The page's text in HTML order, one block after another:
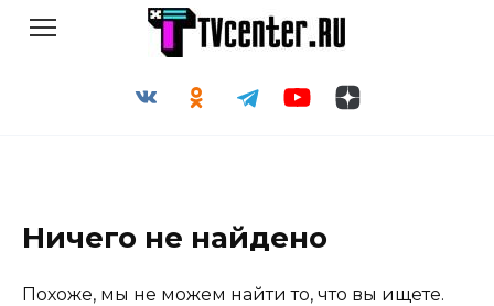
Ничего не найдено
Похоже, мы не можем найти то, что вы ищете.